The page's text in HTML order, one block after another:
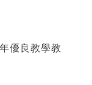
優良教學教